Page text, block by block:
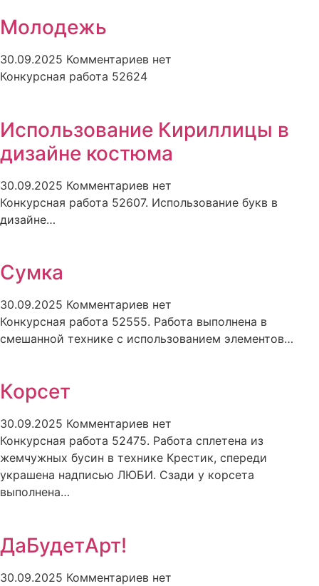
Молодежь
30.09.2025 Комментариев нет
Конкурсная работа 52624
Использование Кириллицы в
дизайне костюма
30.09.2025 Комментариев нет
Конкурсная работа 52607. Использование букв в
дизайне…
Сумка
30.09.2025 Комментариев нет
Конкурсная работа 52555. Работа выполнена в
смешанной технике с использованием элементов…
Корсет
30.09.2025 Комментариев нет
Конкурсная работа 52475. Работа сплетена из
жемчужных бусин в технике Крестик, спереди
украшена надписью ЛЮБИ. Сзади у корсета
выполнена…
ДаБудетАрт!
30.09.2025 Комментариев нет